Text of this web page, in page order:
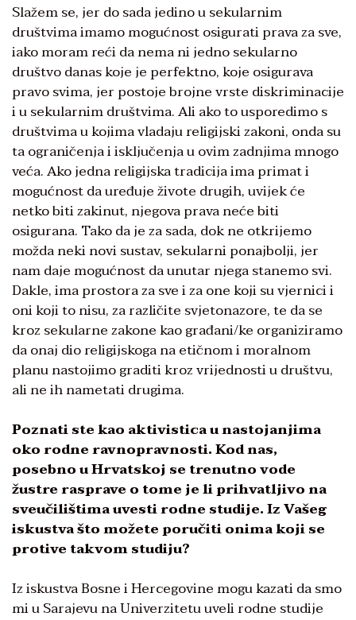
Slažem se, jer do sada jedino u sekularnim
društvima imamo mogućnost osigurati prava za sve,
iako moram reći da nema ni jedno sekularno
društvo danas koje je perfektno, koje osigurava
pravo svima, jer postoje brojne vrste diskriminacije
i u sekularnim društvima. Ali ako to usporedimo s
društvima u kojima vladaju religijski zakoni, onda su
ta ograničenja i isključenja u ovim zadnjima mnogo
veća. Ako jedna religijska tradicija ima primat i
mogućnost da uređuje živote drugih, uvijek će
netko biti zakinut, njegova prava neće biti
osigurana. Tako da je za sada, dok ne otkrijemo
možda neki novi sustav, sekularni ponajbolji, jer
nam daje mogućnost da unutar njega stanemo svi.
Dakle, ima prostora za sve i za one koji su vjernici i
oni koji to nisu, za različite svjetonazore, te da se
kroz sekularne zakone kao građani/ke organiziramo
da onaj dio religijskoga na etičnom i moralnom
planu nastojimo graditi kroz vrijednosti u društvu,
ali ne ih nametati drugima.
Poznati ste kao aktivistica u nastojanjima
oko rodne ravnopravnosti. Kod nas,
posebno u Hrvatskoj se trenutno vode
žustre rasprave o tome je li prihvatljivo na
sveučilištima uvesti rodne studije. Iz Vašeg
iskustva što možete poručiti onima koji se
protive takvom studiju?
Iz iskustva Bosne i Hercegovine mogu kazati da smo
mi u Sarajevu na Univerzitetu uveli rodne studije